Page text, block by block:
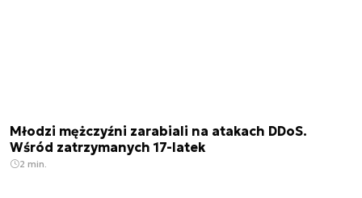
Młodzi mężczyźni zarabiali na atakach DDoS.
Wśród zatrzymanych 17-latek
2 min.